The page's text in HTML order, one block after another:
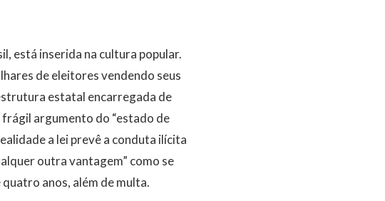
está inserida na cultura popular.
de eleitores vendendo seus
estatal encarregada de
frágil argumento do “estado de
a lei prevê a conduta ilícita
outra vantagem” como se
anos, além de multa.